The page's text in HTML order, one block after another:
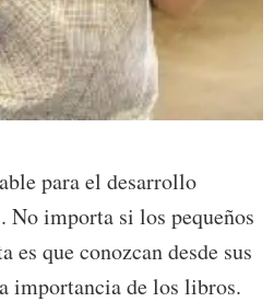
para el desarrollo
importa si los pequeños
es que conozcan desde sus
importancia de los libros.